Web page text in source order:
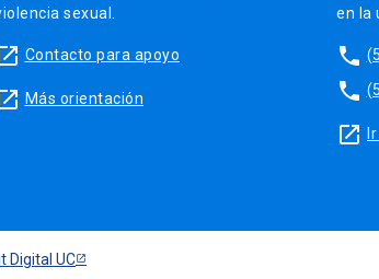
sexual.
Contacto para apoyo
Más orientación
en la
phone
phone
launch
Digital UC